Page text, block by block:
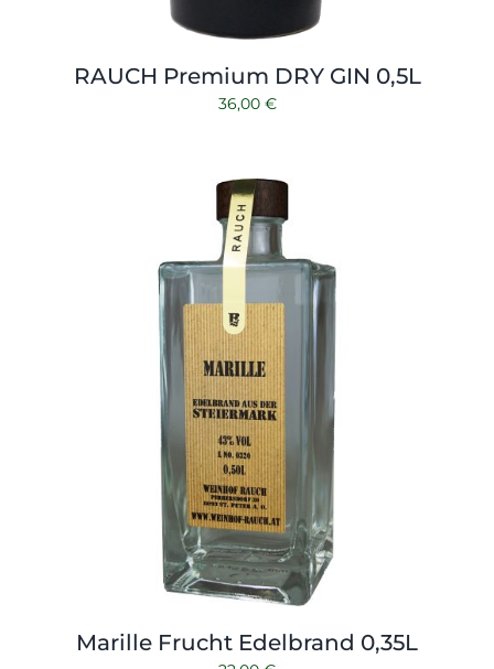
RAUCH Premium DRY GIN 0,5L
36,00 €
Marille Frucht Edelbrand 0,35L